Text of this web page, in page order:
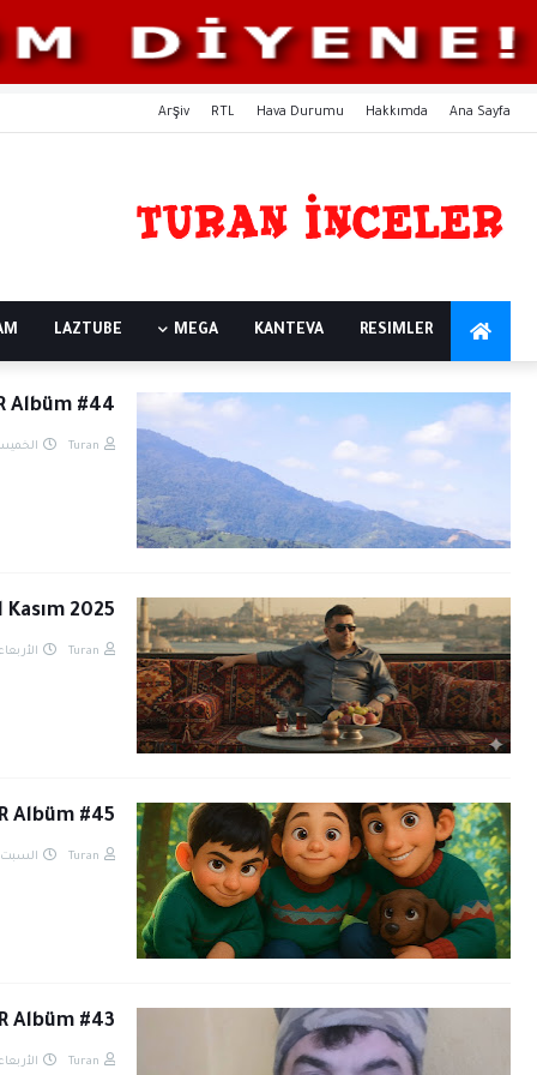
Ana Sayfa
Hakkımda
Hava Durumu
RTL
Arşiv
RESIMLER
KANTEVA
MEGA
LAZTUBE
Albüm #44
Turan الخميس,
Kasım 2025
Turan الأربعاء,
Albüm #45
Turan السبت,
Albüm #43
Turan الأربعاء,